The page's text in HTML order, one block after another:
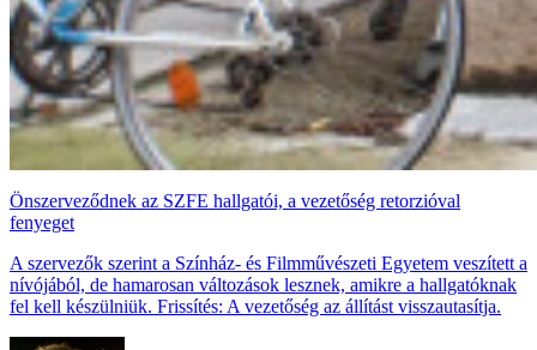
Önszerveződnek az SZFE hallgatói, a vezetőség retorzióval
fenyeget
A szervezők szerint a Színház- és Filmművészeti Egyetem veszített a
nívójából, de hamarosan változások lesznek, amikre a hallgatóknak
fel kell készülniük. Frissítés: A vezetőség az állítást visszautasítja.